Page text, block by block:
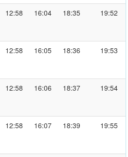
12:58 16:04 18:35 19:52
12:58 16:05 18:36 19:53
12:58 16:06 18:37 19:54
12:58 16:07 18:39 19:55